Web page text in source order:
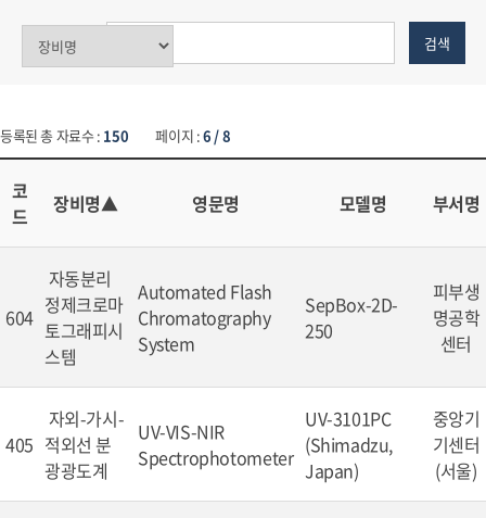
검색
등록된 총 자료수 : 150 페이지 :6 / 8
코
드
장비명▲ 영문명 모델명 부서명
604
자동분리
정제크로마
토그래피시
스템
Automated Flash
Chromatography
System
SepBox-2D-
250
피부생
명공학
센터
405
자외-가시-
적외선 분
광광도계
UV-VIS-NIR
Spectrophotometer
UV-3101PC
(Shimadzu,
Japan)
중앙기
기센터
(서울)